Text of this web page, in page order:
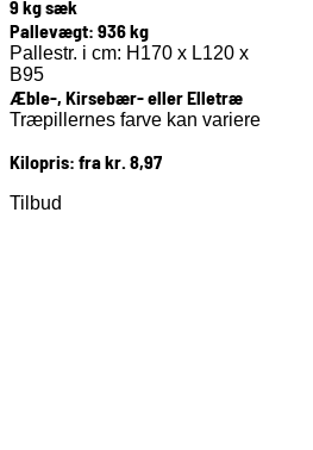
9 kg sæk
Pallevægt: 936 kg
Pallestr. i cm: H170 x L120 x
B95
Æble-, Kirsebær- eller Elletræ
Træpillernes farve kan variere
Kilopris: fra kr. 8,97
Tilbud